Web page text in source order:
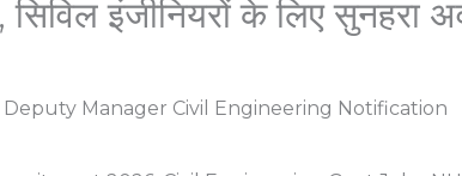
इंजीनियरों के लिए सुनहरा